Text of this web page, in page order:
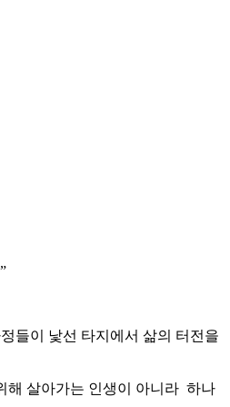
들이 낯선 타지에서 삶의 터전을
해 살아가는 인생이 아니라 하나